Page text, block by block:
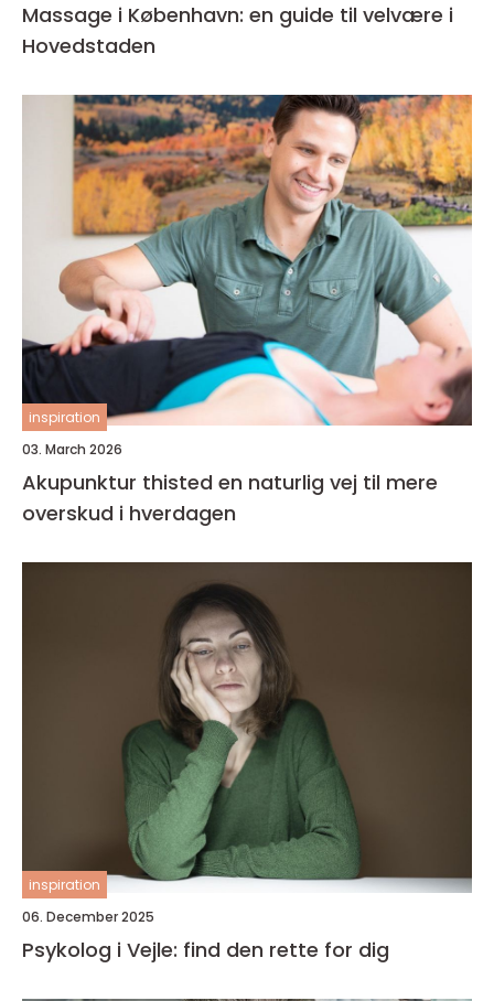
Massage i København: en guide til velvære i
Hovedstaden
inspiration
03. March 2026
Akupunktur thisted en naturlig vej til mere
overskud i hverdagen
inspiration
06. December 2025
Psykolog i Vejle: find den rette for dig